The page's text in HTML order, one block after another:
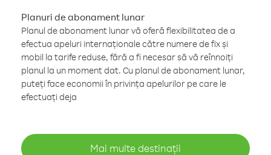
Planuri de abonament lunar
Planul de abonament lunar vă oferă flexibilitatea de a
efectua apeluri internaționale către numere de fix și
mobil la tarife reduse, fără a fi necesar să vă reînnoiți
planul la un moment dat. Cu planul de abonament lunar,
puteți face economii în privința apelurilor pe care le
efectuați deja
Mai multe destinații